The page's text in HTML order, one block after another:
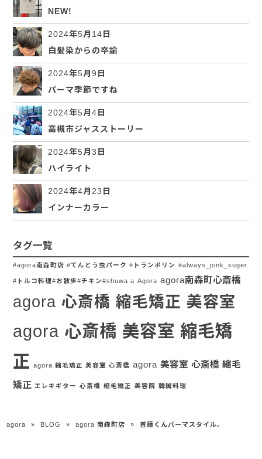
NEW!
2024年5月14日
白髪染からの卒論
2024年5月9日
パーマ季節ですね
2024年5月4日
高槻市ジャスストーリー
2024年5月3日
ハイライト
2024年4月23日
インナーカラー
タグ一覧
#agora南森町店 #てんとう虫パーク #トランポリン #always_pink_suger
#トルコ料理#お散歩#チキン#shuwa a Agora agora南森町心斎橋
agora 心斎橋 縮毛矯正 美容室
agora 心斎橋 美容室 縮毛矯
正 agora 縮毛矯正 美容室 心斎橋 agora 美容室 心斎橋 縮毛
矯正 エレキギター 心斎橋 縮毛矯正 美容院 韓国料理
agora » BLOG » agora 南森町店 » 首藤くんパーマスタイル。